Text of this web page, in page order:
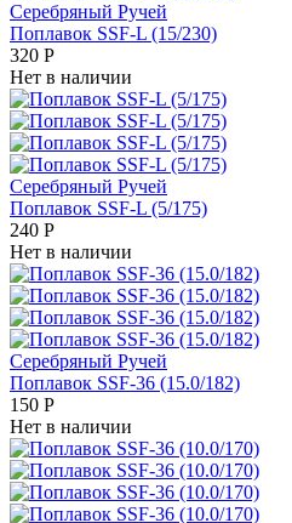
Серебряный Ручей
Поплавок SSF-L (15/230)
320 Р
Нет в наличии
Серебряный Ручей
Поплавок SSF-L (5/175)
240 Р
Нет в наличии
Серебряный Ручей
Поплавок SSF-36 (15.0/182)
150 Р
Нет в наличии